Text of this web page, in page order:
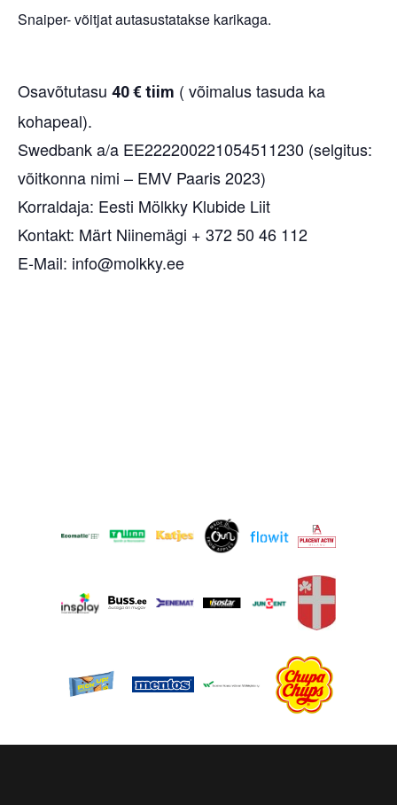
Snaiper- võitjat autasustatakse karikaga.
Osavõtutasu 40 € tiim ( võimalus tasuda ka
kohapeal).
Swedbank a/a EE222200221054511230 (selgitus:
võitkonna nimi – EMV Paaris 2023)
Korraldaja: Eesti Mölkky Klubide Liit
Kontakt: Märt Niinemägi + 372 50 46 112
E-Mail: info@molkky.ee